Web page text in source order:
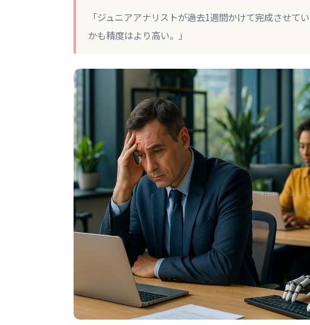
「ジュニアアナリストが過去1週間かけて完成させ
かも精度はより高い。」